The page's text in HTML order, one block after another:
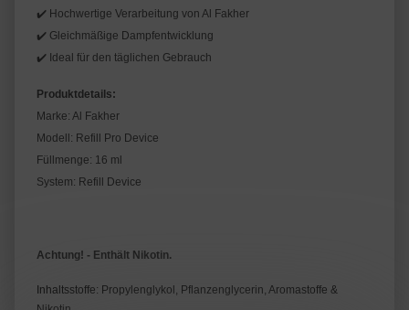
✔️ Hochwertige Verarbeitung von Al Fakher
✔️ Gleichmäßige Dampfentwicklung
✔️ Ideal für den täglichen Gebrauch
Produktdetails:
Marke: Al Fakher
Modell: Refill Pro Device
Füllmenge: 16 ml
System: Refill Device
Achtung! - Enthält Nikotin.
Inhaltsstoffe: Propylenglykol, Pflanzenglycerin, Aromastoffe &